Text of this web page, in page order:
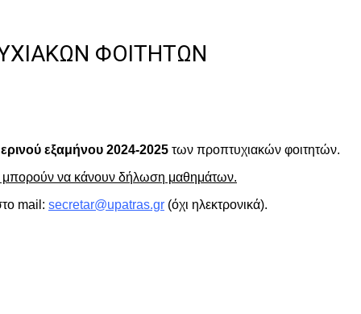
ΦΟΙΤΗΤΩΝ
εξαμήνου 2024-2025 των προπτυχιακών φοιτητών.
μπορούν να κάνουν δήλωση μαθημάτων.
mail: secretar@upatras.gr (όχι ηλεκτρονικά).